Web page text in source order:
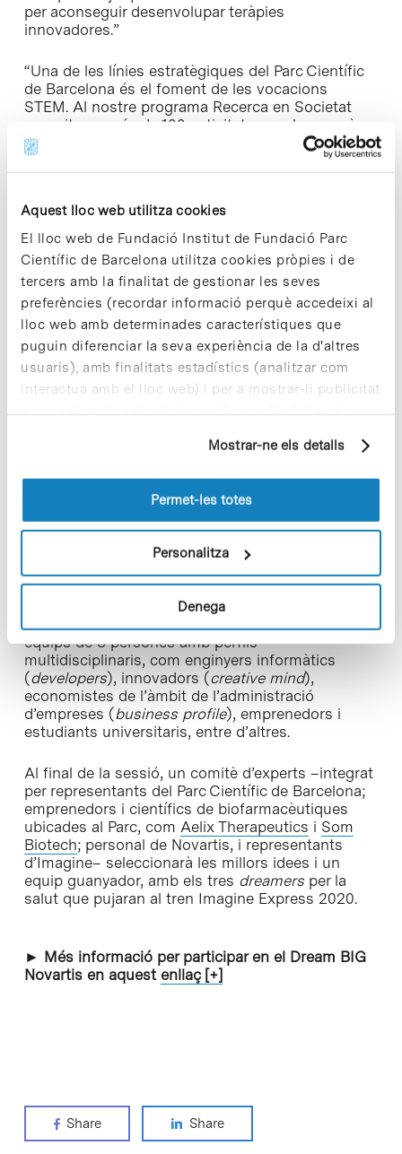
Aquest lloc web utilitza cookies
El lloc web de Fundació Institut de Fundació Parc
Científic de Barcelona utilitza cookies pròpies i de
tercers amb la finalitat de gestionar les seves
preferències (recordar informació perquè accedeixi al
lloc web amb determinades característiques que
puguin diferenciar la seva experiència de la d'altres
usuaris), amb finalitats estadístics (analitzar com
interactua amb el lloc web) i per a mostrar-li publicitat
personalitzada sobre la base d'un perfil elaborat a
pàgines visitades). Per a obtenir més informació sobre
les cookies pot consultar laPolítica de cookiesdel
Mostrar-ne els detalls
Permet-les totes
Personalitza
Denega
per aconseguir desenvolupar teràpies
innovadores.”
“Una de les línies estratègiques del Parc Científic
de Barcelona és el foment de les vocacions
STEM. Al nostre programa Recerca en Societat
organitzem més de 100 activitats anuals en què
participen prop de 6.000 estudiants. Projectes
com l’Imagine Express 2020, en què col·laborem
amb Novartis, ens permeten impulsar també
entre els joves, que considerem clau per fer créixer
el sector”, explica Maria Terrades, directora
general del Parc.
“Des d’Imagine estem molt feliços de tenir al tren
de l’express 2020 a Novartis i al Parc Científic de
Barcelona per generar junts solucions innovadores
a un repte de salut que pot tenir un gran impacte
en la societat”, explica Xavier Verdaguer, Fundador
d’Imagine.
en el tren començarà unes setmanes abans, al
Dream Big Novartis, el 24 de gener al Parc Científic
de Barcelona. El Dream BIG Novartis és una
competició d’innovació disruptiva, també liderada
per Imagine, en la qual durant 3 hores es
generaran centenars de solucions als 3 reptes
plantejats per escurçar el temps de
desenvolupament clínic dels fàrmacs. La
convocatòria és oberta, amb l’objectiu de trobar-hi
equips de 3 persones amb perfils
multidisciplinaris, com enginyers informàtics
(developers), innovadors (creative mind),
economistes de l’àmbit de l’administració
d’empreses (business profile), emprenedors i
estudiants universitaris, entre d’altres.
Al final de la sessió, un comitè d’experts –integrat
per representants del Parc Científic de Barcelona;
emprenedors i científics de biofarmacèutiques
ubicades al Parc, com Aelix Therapeutics i Som
Biotech; personal de Novartis, i representants
d’Imagine– seleccionarà les millors idees i un
equip guanyador, amb els tres dreamersper la
salut que pujaran al tren Imagine Express 2020.
► Més informació per participar en el Dream BIG
Novartis en aquest enllaç [+]
Share Share